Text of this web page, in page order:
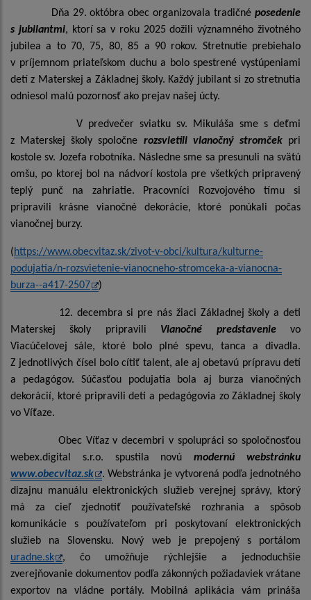
Dňa 29. októbra obec organizovala tradičné posedenie
s jubilantmi, ktorí sa v roku 2025 dožili významného životného
jubilea a to 70, 75, 80, 85 a 90 rokov. Stretnutie prebiehalo
v príjemnom priateľskom duchu a bolo spestrené vystúpeniami
detí z Materskej a Základnej školy. Každý jubilant si zo stretnutia
odniesol malú pozornosť ako prejav našej úcty.
V predvečer sviatku sv. Mikuláša sme s deťmi
z Materskej školy spoločne rozsvietili vianočný stromček pri
kostole sv. Jozefa robotníka. Následne sme sa presunuli na svätú
omšu, po ktorej bol na nádvorí kostola pre všetkých pripravený
teplý punč na zahriatie. Pracovníci Rozvojového tímu si
pripravili krásne vianočné dekorácie, ktoré ponúkali počas
vianočnej burzy.
(https://www.obecvitaz.sk/zivot-v-obci/kultura/kulturne-
podujatia/n-rozsvietenie-vianocneho-stromceka-a-vianocna-
burza--a417-2507
)
12. decembra si pre nás žiaci Základnej školy a deti
Materskej školy pripravili Vianočné predstavenievo
Viacúčelovej sále, ktoré bolo plné spevu, tanca a divadla.
Z jednotlivých čísel bolo cítiť talent, ale aj obetavú prípravu detí
a pedagógov. Súčasťou podujatia bola aj burza vianočných
dekorácií, ktoré pripravili deti a pedagógovia zo Základnej školy
vo Víťaze.
Obec Víťaz v decembri v spolupráci so spoločnosťou
webex.digital s.r.o. spustila novúmodernú webstránku
www.obecvitaz.sk
. Webstránka je vytvorená podľa jednotného
dizajnu manuálu elektronických služieb verejnej správy, ktorý
má za cieľ zjednotiť používateľské rozhrania a spôsob
komunikácie s používateľom pri poskytovaní elektronických
služieb na Slovensku. Nový web je prepojený s portálom
uradne.sk
, čo umožňuje rýchlejšie a jednoduchšie
zverejňovanie dokumentov podľa zákonných požiadaviek vrátane
exportov na vládne portály. Mobilná aplikácia vám prináša